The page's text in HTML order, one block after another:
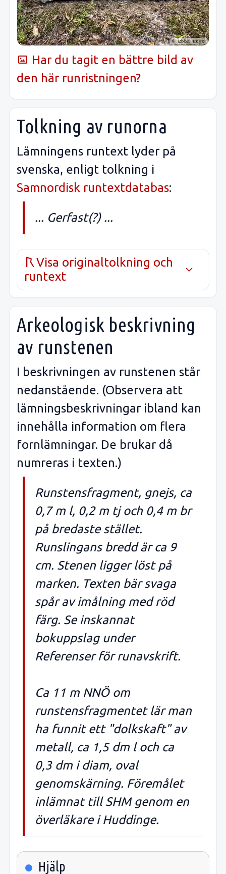
Har du tagit en bättre bild av
den här runristningen?
Tolkning av runorna
Lämningens runtext lyder på
svenska, enligt tolkning i
Samnordisk runtextdatabas:
... Gerfast(?) ...
Visa originaltolkning och
runtext
Arkeologisk beskrivning
av runstenen
I beskrivningen av runstenen står
nedanstående. (Observera att
lämningsbeskrivningar ibland kan
innehålla information om flera
fornlämningar. De brukar då
numreras i texten.)
Runstensfragment, gnejs, ca
0,7 m l, 0,2 m tj och 0,4 m br
på bredaste stället.
Runslingans bredd är ca 9
cm. Stenen ligger löst på
marken. Texten bär svaga
spår av imålning med röd
färg. Se inskannat
bokuppslag under
Referenser för runavskrift.
Ca 11 m NNÖ om
runstensfragmentet lär man
ha funnit ett "dolkskaft" av
metall, ca 1,5 dm l och ca
0,3 dm i diam, oval
genomskärning. Föremålet
inlämnat till SHM genom en
överläkare i Huddinge.
Hjälp